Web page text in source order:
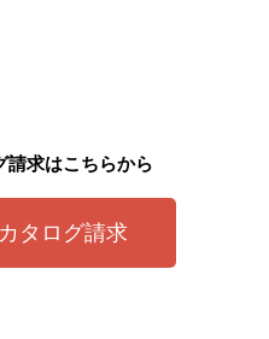
請求はこちらから
タログ請求